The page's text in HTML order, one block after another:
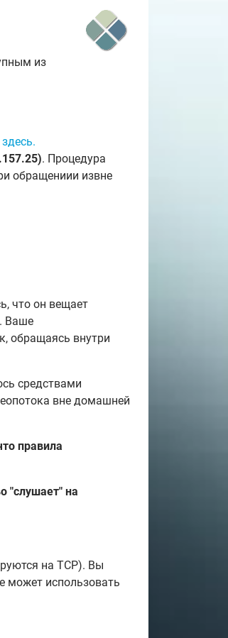
из
). Процедура
обращениии извне
что он вещает
Ваше
обращаясь внутри
средствами
вне домашней
правила
"слушает" на
на TCP). Вы
может использовать